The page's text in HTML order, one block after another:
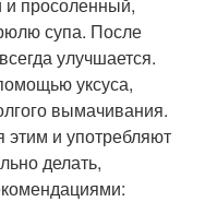
супа. После
улучшается.
уксуса,
вымачивания.
этим и употребляют
делать,